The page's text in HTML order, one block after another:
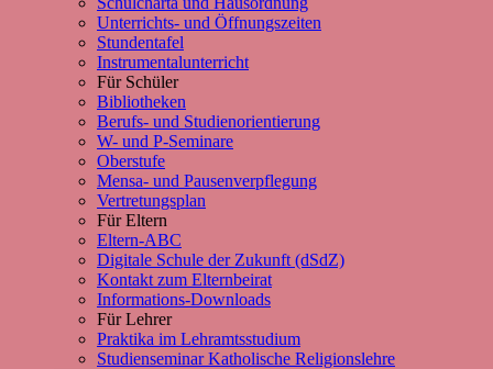
Unterrichts- und Öffnungszeiten
Stundentafel
Instrumentalunterricht
Für Schüler
Bibliotheken
Berufs- und Studienorientierung
W- und P-Seminare
Oberstufe
Mensa- und Pausenverpflegung
Vertretungsplan
Für Eltern
Eltern-ABC
Digitale Schule der Zukunft (dSdZ)
Kontakt zum Elternbeirat
Informations-Downloads
Für Lehrer
Praktika im Lehramtsstudium
Studienseminar Katholische Religionslehre